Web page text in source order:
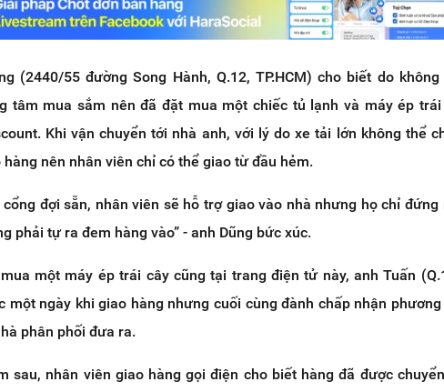
(2440/55 đường Song Hành, Q.12, TP.HCM) cho biết do
tâm mua sắm nên đã đặt mua một chiếc tủ lạnh và máy ép
Khi vận chuyển tới nhà anh, với lý do xe tải lớn không thể
nên nhân viên chỉ có thể giao từ đầu hẻm.
cổng đợi sẵn, nhân viên sẽ hỗ trợ giao vào nhà nhưng họ chỉ đứng
phải tự ra đem hàng vào” - anh Dũng bức xúc.
một máy ép trái cây cũng tại trang điện tử này, anh Tuấn
một ngày khi giao hàng nhưng cuối cùng đành chấp nhận
phân phối đưa ra.
sau, nhân viên giao hàng gọi điện cho biết hàng đã được